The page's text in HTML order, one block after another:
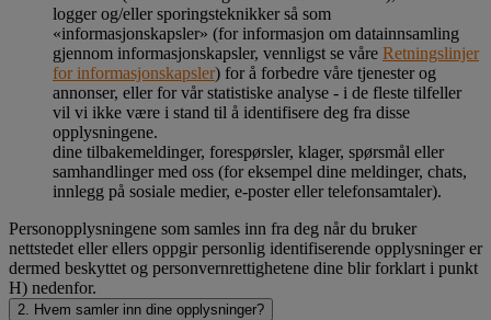
logger og/eller sporingsteknikker så som
«informasjonskapsler» (for informasjon om datainnsamling
gjennom informasjonskapsler, vennligst se våre Retningslinjer
for informasjonskapsler) for å forbedre våre tjenester og
annonser, eller for vår statistiske analyse - i de fleste tilfeller
vil vi ikke være i stand til å identifisere deg fra disse
opplysningene.
dine tilbakemeldinger, forespørsler, klager, spørsmål eller
samhandlinger med oss (for eksempel dine meldinger, chats,
innlegg på sosiale medier, e-poster eller telefonsamtaler).
Personopplysningene som samles inn fra deg når du bruker
nettstedet eller ellers oppgir personlig identifiserende opplysninger er
dermed beskyttet og personvernrettighetene dine blir forklart i punkt
H) nedenfor.
2. Hvem samler inn dine opplysninger?